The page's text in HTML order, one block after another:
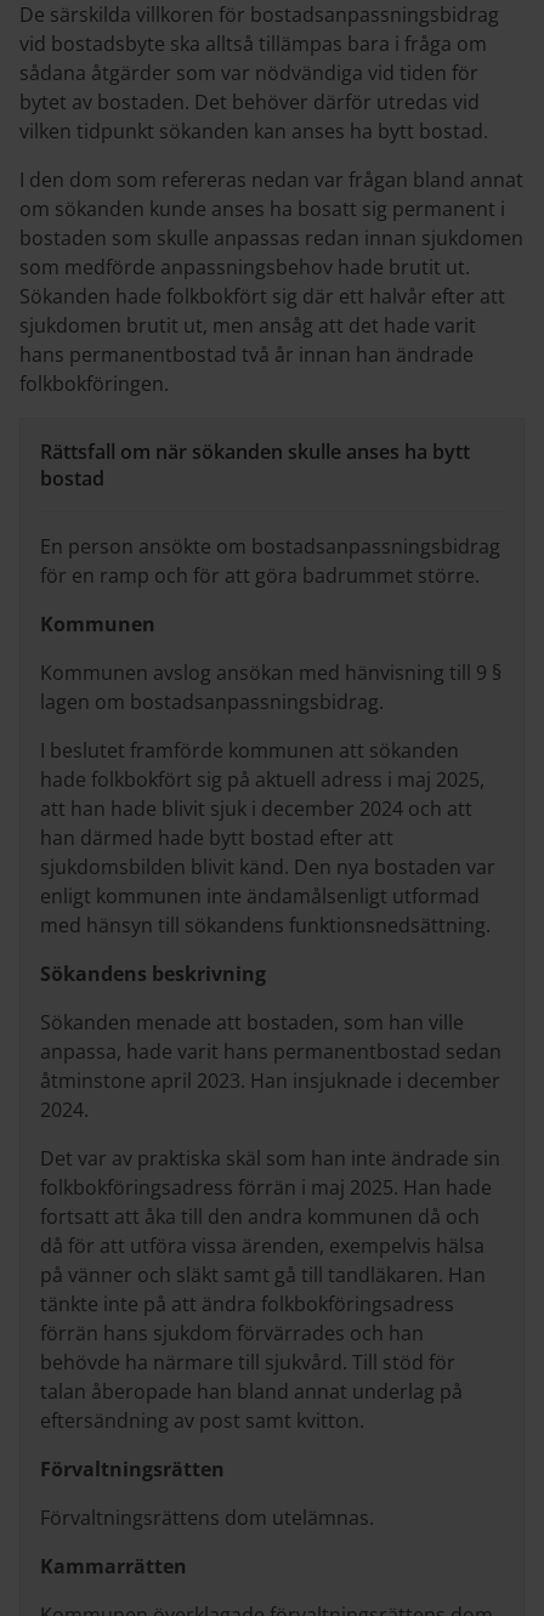
De särskilda villkoren för bostadsanpassningsbidrag
vid bostadsbyte ska alltså tillämpas bara i fråga om
sådana åtgärder som var nödvändiga vid tiden för
bytet av bostaden. Det behöver därför utredas vid
vilken tidpunkt sökanden kan anses ha bytt bostad.
I den dom som refereras nedan var frågan bland annat
om sökanden kunde anses ha bosatt sig permanent i
bostaden som skulle anpassas redan innan sjukdomen
som medförde anpassningsbehov hade brutit ut.
Sökanden hade folkbokfört sig där ett halvår efter att
sjukdomen brutit ut, men ansåg att det hade varit
hans permanentbostad två år innan han ändrade
folkbokföringen.
Rättsfall om när sökanden skulle anses ha bytt
bostad
En person ansökte om bostadsanpassningsbidrag
för en ramp och för att göra badrummet större.
Kommunen
Kommunen avslog ansökan med hänvisning till 9 §
lagen om bostadsanpassningsbidrag.
I beslutet framförde kommunen att sökanden
hade folkbokfört sig på aktuell adress i maj 2025,
att han hade blivit sjuk i december 2024 och att
han därmed hade bytt bostad efter att
sjukdomsbilden blivit känd. Den nya bostaden var
enligt kommunen inte ändamålsenligt utformad
med hänsyn till sökandens funktionsnedsättning.
Sökandens beskrivning
Sökanden menade att bostaden, som han ville
anpassa, hade varit hans permanentbostad sedan
åtminstone april 2023. Han insjuknade i december
2024.
Det var av praktiska skäl som han inte ändrade sin
folkbokföringsadress förrän i maj 2025. Han hade
fortsatt att åka till den andra kommunen då och
då för att utföra vissa ärenden, exempelvis hälsa
på vänner och släkt samt gå till tandläkaren. Han
tänkte inte på att ändra folkbokföringsadress
förrän hans sjukdom förvärrades och han
behövde ha närmare till sjukvård. Till stöd för
talan åberopade han bland annat underlag på
eftersändning av post samt kvitton.
Förvaltningsrätten
Förvaltningsrättens dom utelämnas.
Kammarrätten